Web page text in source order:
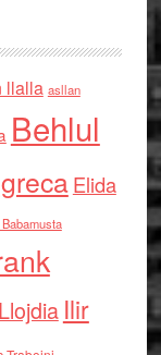
llalla asllan
Behlul
Elida
Ilir